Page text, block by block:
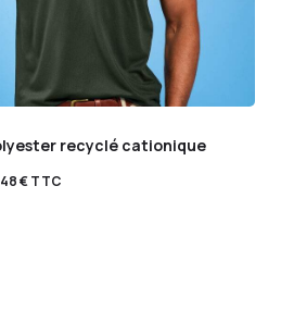
recyclé cationique
€TTC